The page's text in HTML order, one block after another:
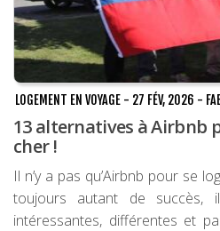
LOGEMENT EN VOYAGE - 27 FÉV, 2026 -
13 alternatives à Airbnb
cher !
Il n’y a pas qu’Airbnb pour se
toujours autant de succès,
intéressantes, différentes et